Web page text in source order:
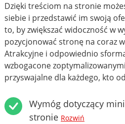
Dzięki treściom na stronie
siebie i przedstawić im swoją
to, by zwiększać widoczność w
pozycjonować stronę na coraz
Atrakcyjne i odpowiednio
wzbogacone
przyswajalne dla każdego, kto
Wymóg dotyczący
stronie Rozwiń